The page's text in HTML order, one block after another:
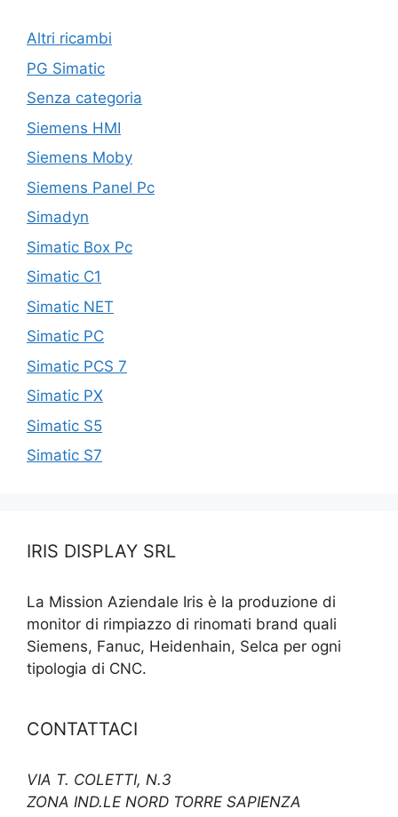
Altri ricambi
PG Simatic
Senza categoria
Siemens HMI
Siemens Moby
Siemens Panel Pc
Simadyn
Simatic Box Pc
Simatic C1
Simatic NET
Simatic PC
Simatic PCS 7
Simatic PX
Simatic S5
Simatic S7
IRIS DISPLAY SRL
La Mission Aziendale Iris è la produzione di
monitor di rimpiazzo di rinomati brand quali
Siemens, Fanuc, Heidenhain, Selca per ogni
tipologia di CNC.
CONTATTACI
VIA T. COLETTI, N.3
ZONA IND.LE NORD TORRE SAPIENZA